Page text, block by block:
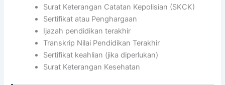
Surat Keterangan Catatan Kepolisian (SKCK)
Sertifikat atau Penghargaan
Ijazah pendidikan terakhir
Transkrip Nilai Pendidikan Terakhir
Sertifikat keahlian (jika diperlukan)
Surat Keterangan Kesehatan